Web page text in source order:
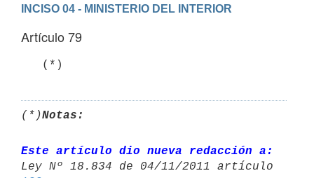
INCISO 04 - MINISTERIO DEL INTERIOR
Artículo 79
   (*)
(*)Notas:
Este artículo dio nueva redacción a: